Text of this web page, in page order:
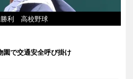
勝利 高校野球
園で交通安全呼び掛け